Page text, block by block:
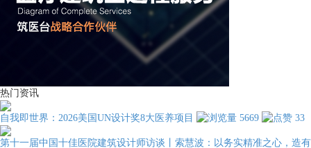
热门资讯
自我即世界：2026美国UN设计奖8大医养项目 5669 33
第十一届中国十佳医院建筑设计师访谈丨索慧波：以务实精准之心，造有